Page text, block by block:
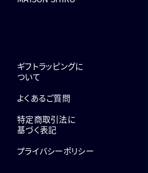
ギフトラッピングに
ついて
よくあるご質問
特定商取引法に
基づく表記
プライバシーポリシー